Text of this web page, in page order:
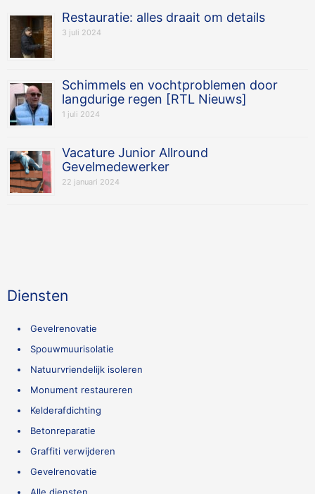
Restauratie: alles draait om details
3 juli 2024
Schimmels en vochtproblemen door
langdurige regen [RTL Nieuws]
1 juli 2024
Vacature Junior Allround
Gevelmedewerker
22 januari 2024
Diensten
Gevelrenovatie
Spouwmuurisolatie
Natuurvriendelijk isoleren
Monument restaureren
Kelderafdichting
Betonreparatie
Graffiti verwijderen
Gevelrenovatie